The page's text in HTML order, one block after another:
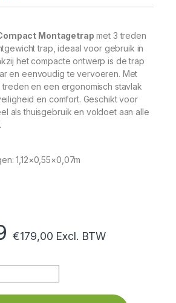
Montagetrap met 3 treden
trap, ideaal voor gebruik in
het compacte ontwerp is de trap
en eenvoudig te vervoeren. Met
en een ergonomisch stavlak
en comfort. Geschikt voor
als thuisgebruik en voldoet aan alle
1,12×0,55×0,07m
€179,00 Excl. BTW